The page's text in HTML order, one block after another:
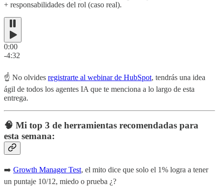
+ responsabilidades del rol (caso real).
0:00
-4:32
☝️ No olvides registrarte al webinar de HubSpot, tendrás una idea
ágil de todos los agentes IA que te menciona a lo largo de esta
entrega.
🧠 Mi top 3 de herramientas recomendadas para
esta semana:
➡️ Growth Manager Test, el mito dice que solo el 1% logra a tener
un puntaje 10/12, miedo o prueba ¿?